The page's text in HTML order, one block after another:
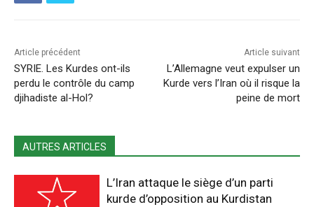
Article précédent
SYRIE. Les Kurdes ont-ils
perdu le contrôle du camp
djihadiste al-Hol?
Article suivant
L’Allemagne veut expulser un
Kurde vers l’Iran où il risque la
peine de mort
AUTRES ARTICLES
L’Iran attaque le siège d’un parti
kurde d’opposition au Kurdistan